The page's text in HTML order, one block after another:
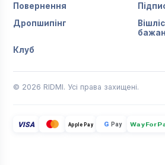
Повернення
Дропшипінг
Клуб
© 2026 RIDMI. Усі права захищені.
VISA Apple Pay G Pay